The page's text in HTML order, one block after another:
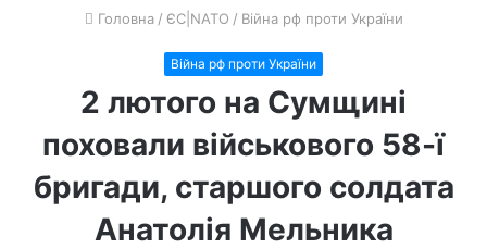
Головна / ЄС|NATO / Війна рф проти України
Війна рф проти України
2 лютого на Сумщині
поховали військового 58-ї
бригади, старшого солдата
Анатолія Мельника